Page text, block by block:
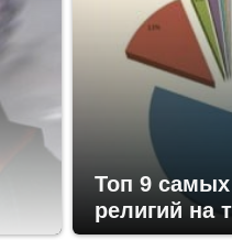
Топ 9
религий на